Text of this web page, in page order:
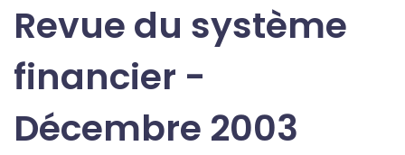
Revue du système
financier -
Décembre 2003